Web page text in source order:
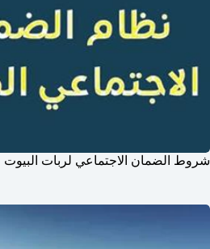
شروط الضمان الاجتماعي لربات البيوت